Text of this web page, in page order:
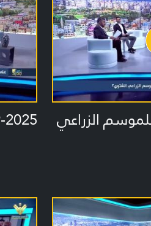
الزراعي